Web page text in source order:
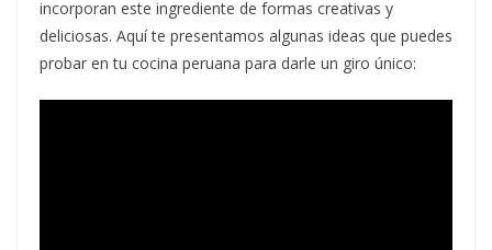
incorporan este ingrediente de formas creativas y
deliciosas. Aquí te presentamos algunas ideas que puedes
probar en tu cocina peruana para darle un giro único: